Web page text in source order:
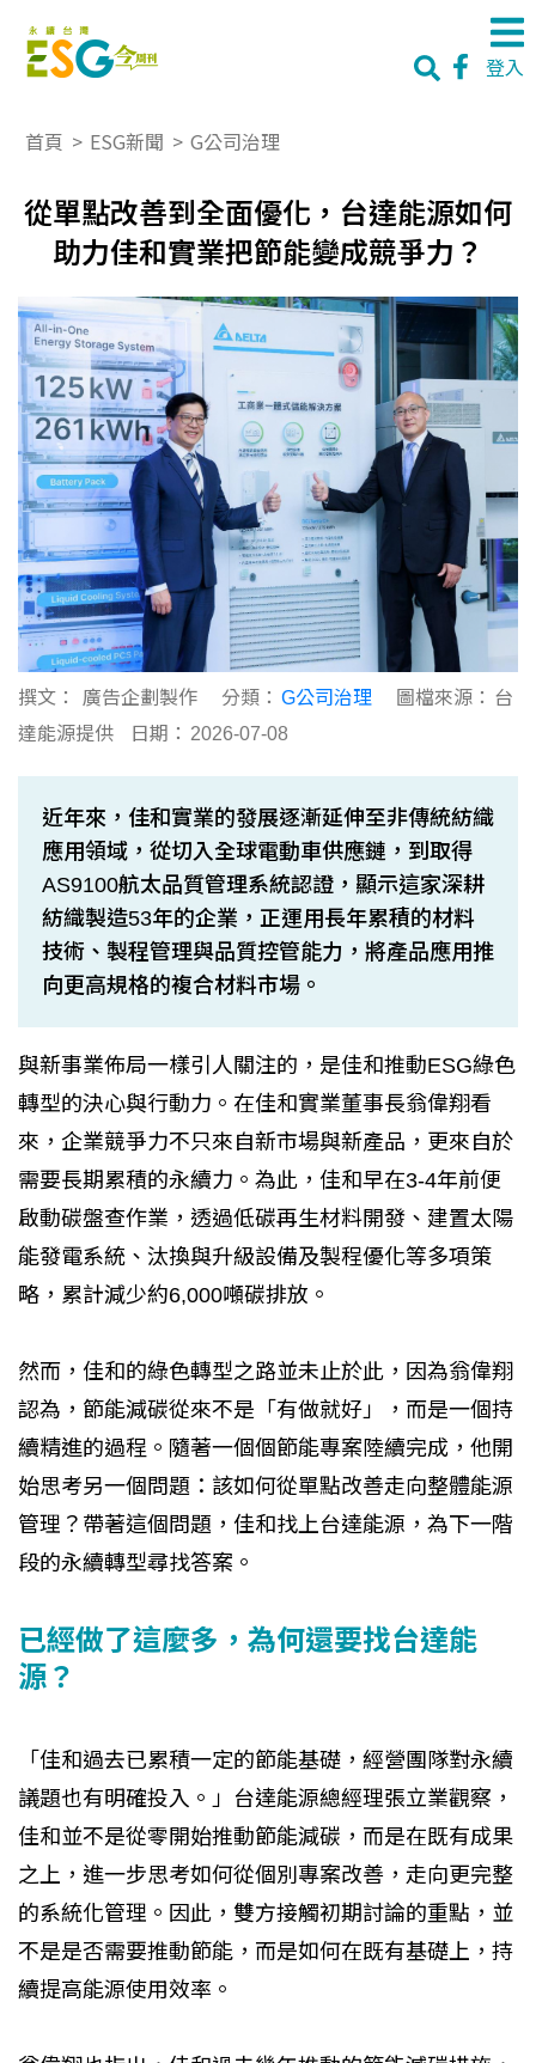
登入
首頁 > ESG新聞 > G公司治理
從單點改善到全面優化，台達能源如何
助力佳和實業把節能變成競爭力？
撰文： 廣告企劃製作 分類： G公司治理 圖檔來源： 台
達能源提供
日期： 2026-07-08
近年來，佳和實業的發展逐漸延伸至非傳統紡織
應用領域，從切入全球電動車供應鏈，到取得
AS9100航太品質管理系統認證，顯示這家深耕
紡織製造53年的企業，正運用長年累積的材料
技術、製程管理與品質控管能力，將產品應用推
向更高規格的複合材料市場。
與新事業佈局一樣引人關注的，是佳和推動ESG綠色
轉型的決心與行動力。在佳和實業董事長翁偉翔看
來，企業競爭力不只來自新市場與新產品，更來自於
需要長期累積的永續力。為此，佳和早在3-4年前便
啟動碳盤查作業，透過低碳再生材料開發、建置太陽
能發電系統、汰換與升級設備及製程優化等多項策
略，累計減少約6,000噸碳排放。
然而，佳和的綠色轉型之路並未止於此，因為翁偉翔
認為，節能減碳從來不是「有做就好」，而是一個持
續精進的過程。隨著一個個節能專案陸續完成，他開
始思考另一個問題：該如何從單點改善走向整體能源
管理？帶著這個問題，佳和找上台達能源，為下一階
段的永續轉型尋找答案。
已經做了這麼多，為何還要找台達能
源？
「佳和過去已累積一定的節能基礎，經營團隊對永續
議題也有明確投入。」台達能源總經理張立業觀察，
佳和並不是從零開始推動節能減碳，而是在既有成果
之上，進一步思考如何從個別專案改善，走向更完整
的系統化管理。因此，雙方接觸初期討論的重點，並
不是是否需要推動節能，而是如何在既有基礎上，持
續提高能源使用效率。